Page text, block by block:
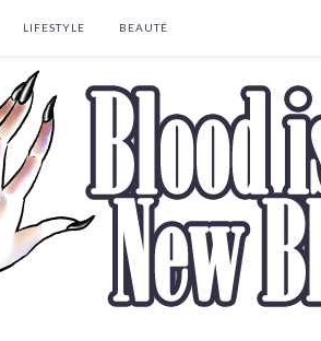
LIFESTYLE BEAUTÉ